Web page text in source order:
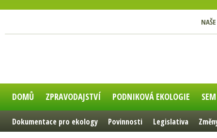
DOMŮ ZPRAVODAJSTVÍ PODNIKOVÁ EKOLOGIE
Dokumentace pro ekology Povinnosti Legislativa